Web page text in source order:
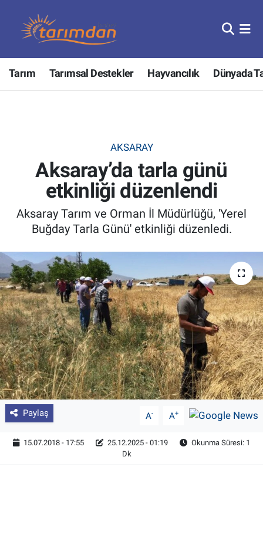
Tarım Tarımsal Destekler Hayvancılık Dünyada
AKSARAY
Aksaray’da tarla günü
etkinliği düzenlendi
Aksaray Tarım ve Orman İl Müdürlüğü, 'Yerel
Buğday Tarla Günü' etkinliği düzenledi.
Paylaş A- A+
15.07.2018 - 17:55 25.12.2025 - 01:19
Okunma Süresi: 1
Dk
Tarım
Hayvancılık
Tarımsal Destekler
Tarım Bakanlığı
TZOB
Tarım Kredi Kooperatifleri
Pankobirlik
Et fiyatları
Tarım Bilgisi
Yetiştirici Soruyor
Dünyada Tarım
Şeker ve Şekerli Mamüller
Nöbetçi Eczaneler
Hava Durumu
Tüm Manşetler
Son Dakika Haberleri
Haber Arşivi